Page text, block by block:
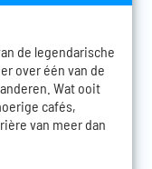
de legendarische
over één van de
Wat ooit
cafés,
van meer dan